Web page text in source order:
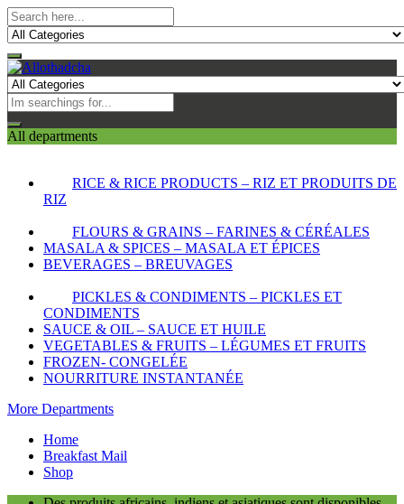
All departments
RICE & RICE PRODUCTS – RIZ ET PRODUITS DE
RIZ
FLOURS & GRAINS – FARINES & CÉRÉALES
MASALA & SPICES – MASALA ET ÉPICES
BEVERAGES – BREUVAGES
PICKLES & CONDIMENTS – PICKLES ET
CONDIMENTS
SAUCE & OIL – SAUCE ET HUILE
VEGETABLES & FRUITS – LÉGUMES ET FRUITS
FROZEN- CONGELÉE
NOURRITURE INSTANTANÉE
More Departments
Home
Breakfast Mail
Shop